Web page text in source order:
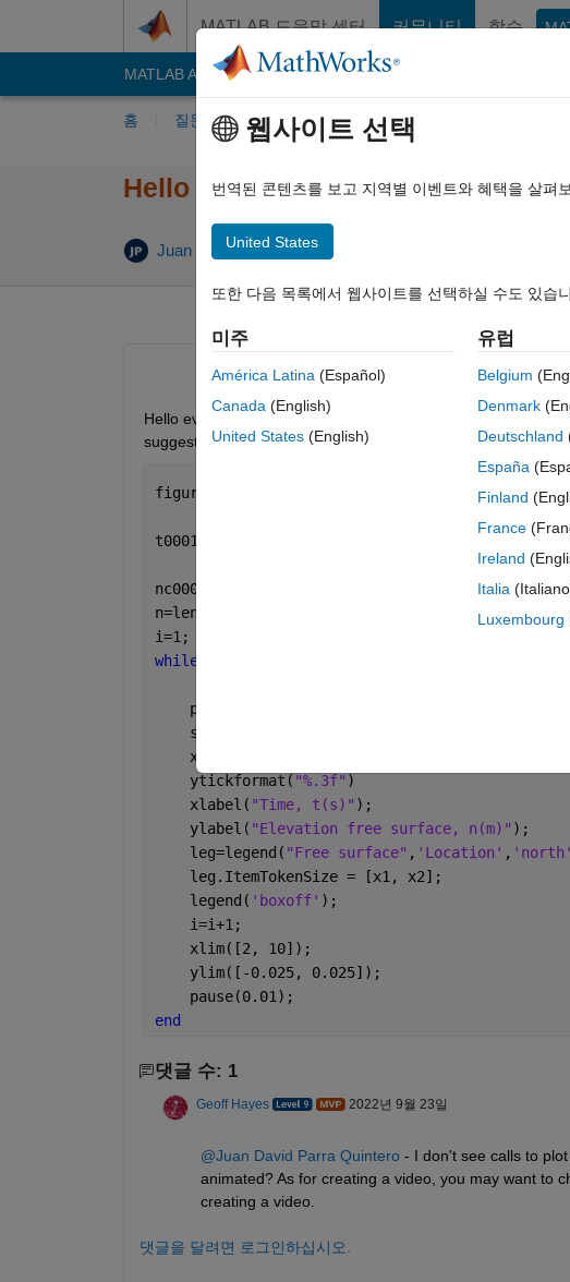
MATLAB 도움말 센터 커뮤니티 학습
MATLAB Answers File Exchange
홈 질문하기 답변하기 찾아보기
Hello everyone How could I get a
Juan David Parra Quintero
Hello everyone How could I get a video of the following
suggestion would be appreciated. Greetings.
figure()
t0001= [  -2  -1.9  -1.8  -1.7  -1.6  -1.5  -
nc0001_1 = [  -0.99767992  -0.88465003  -
n=length(t0001);
i=1;
while
    p=plot(t0001(1:i),nc0001_1(1:i));
    set(gca,
    xtickformat(
    ytickformat(
"%.3f" )
    xlabel(
"Time, t(s)" );
    ylabel(
"Elevation free surface, n(m)" );
    leg=legend(
"Free surface" , 'Location' , 'north'
    leg.ItemTokenSize = [x1, x2];
    legend(
'boxoff' );
    i=i+1;
    xlim([2, 10]);
    ylim([-0.025, 0.025]);
    pause(0.01);
end
댓글 수: 1
Geoff Hayes 2022년 9월 23일
@Juan David Parra Quintero - I don't see calls to
animated? As for creating a video, you may want to
creating a video.
댓글을 달려면 로그인하십시오.
웹사이트 선택
번역된 콘텐츠를 보고 지역별 이벤트와 혜택을 살펴
United States
또한 다음 목록에서 웹사이트를 선택하실 수도 있습
미주
América Latina (Español)
Canada (English)
United States (English)
유럽
Belgium
Denmark
Deutschland
España
Finland
France
Ireland
Italia
Luxembourg